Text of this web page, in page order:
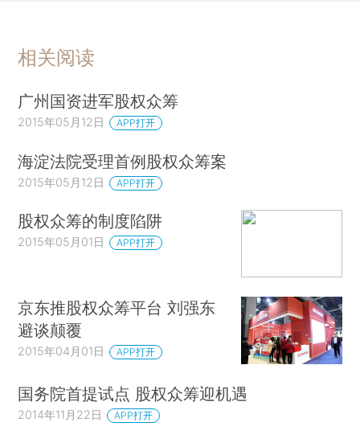
相关阅读
广州国资进军股权众筹
2015年05月12日 APP打开
海淀法院受理首例股权众筹案
2015年05月12日 APP打开
股权众筹的制度陷阱
2015年05月01日 APP打开
京东推股权众筹平台 刘强东
避谈颠覆
2015年04月01日 APP打开
国务院首提试点 股权众筹迎机遇
2014年11月22日 APP打开